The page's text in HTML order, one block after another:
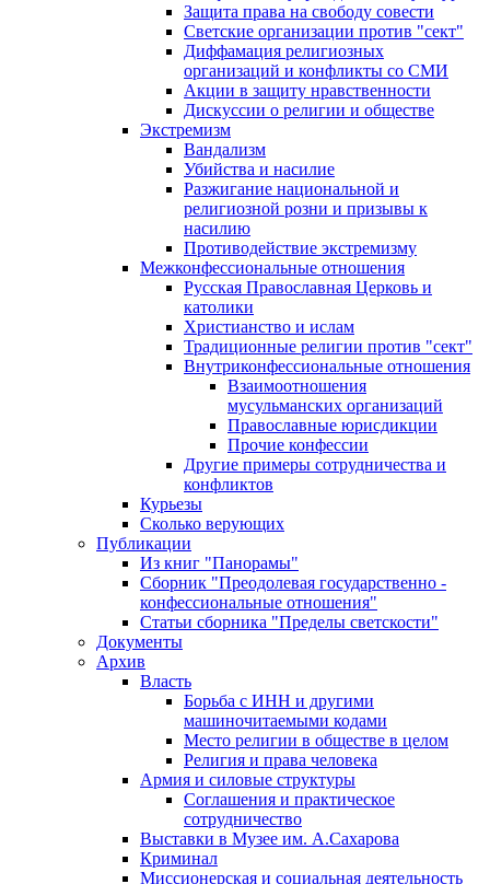
Защита права на свободу совести
Светские организации против "сект"
Диффамация религиозных
организаций и конфликты со СМИ
Акции в защиту нравственности
Дискуссии о религии и обществе
Экстремизм
Вандализм
Убийства и насилие
Разжигание национальной и
религиозной розни и призывы к
насилию
Противодействие экстремизму
Межконфессиональные отношения
Русская Православная Церковь и
католики
Христианство и ислам
Традиционные религии против "сект"
Внутриконфессиональные отношения
Взаимоотношения
мусульманских организаций
Православные юрисдикции
Прочие конфессии
Другие примеры сотрудничества и
конфликтов
Курьезы
Сколько верующих
Публикации
Из книг "Панорамы"
Сборник "Преодолевая государственно -
конфессиональные отношения"
Статьи сборника "Пределы светскости"
Документы
Архив
Власть
Борьба с ИНН и другими
машиночитаемыми кодами
Место религии в обществе в целом
Религия и права человека
Армия и силовые структуры
Соглашения и практическое
сотрудничество
Выставки в Музее им. А.Сахарова
Криминал
Миссионерская и социальная деятельность